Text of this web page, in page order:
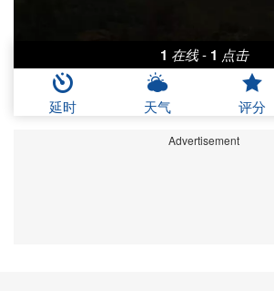
1 在线 - 1 点击
延时 天气 评分
Advertisement